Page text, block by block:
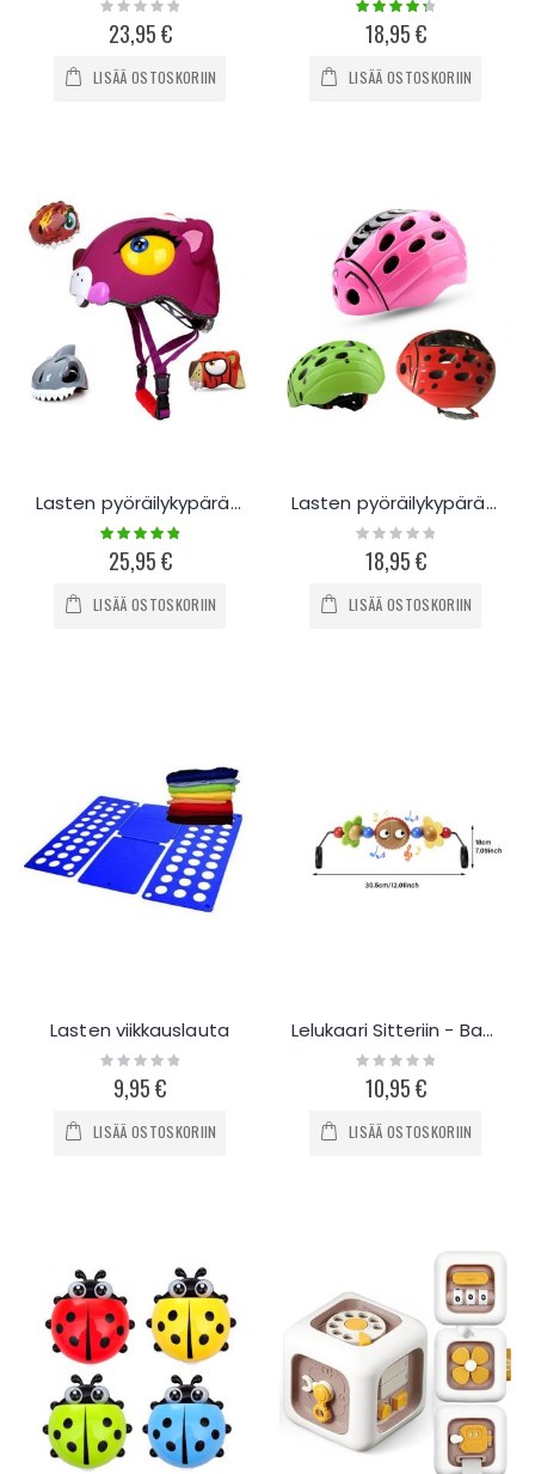
0%
23,95 €
LISÄÄ OSTOSKORIIN
90%
18,95 €
LISÄÄ OSTOSKORIIN
Lasten pyöräilykypärä HaveFun Animals
Rating:
100%
25,95 €
LISÄÄ OSTOSKORIIN
Lasten pyöräilykypärä Leppäkerttu
Rating:
0%
18,95 €
LISÄÄ OSTOSKORIIN
Lasten viikkauslauta
Rating:
0%9,95 €
LISÄÄ OSTOSKORIIN
Lelukaari Sitteriin - Babysitter Cradle toy
Rating:
0%
10,95 €
LISÄÄ OSTOSKORIIN